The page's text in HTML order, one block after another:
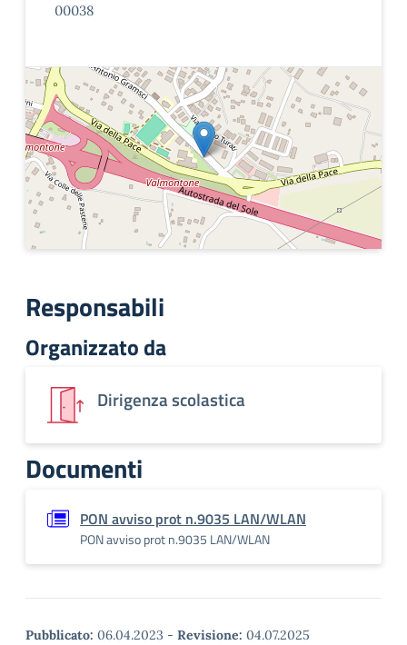
00038
Responsabili
Organizzato da
Dirigenza scolastica
Documenti
PON avviso prot n.9035 LAN/WLAN
PON avviso prot n.9035 LAN/WLAN
Pubblicato: 06.04.2023 - Revisione: 04.07.2025